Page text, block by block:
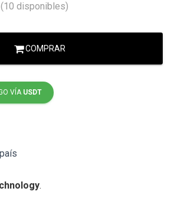
(10 disponibles)
COMPRAR
VÍA USDT
.